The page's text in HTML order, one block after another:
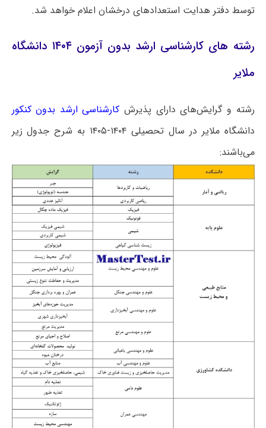
توسط دفتر هدایت استعدادهای درخشان اعلام خواهد شد.
رشته های کارشناسی ارشد بدون آزمون ۱۴۰۴ دانشگاه
ملایر
رشته و گرایش‌های دارای پذیرش کارشناسی ارشد بدون کنکور
دانشگاه ملایر در سال تحصیلی ۱۴۰۴-۱۴۰۵ به شرح جدول زیر
می‌باشند: